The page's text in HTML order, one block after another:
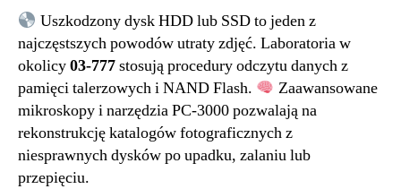
Uszkodzony dysk HDD lub SSD to jeden z
najczęstszych powodów utraty zdjęć. Laboratoria w
okolicy03-777stosują procedury odczytu danych z
pamięci talerzowych i NAND Flash.
Zaawansowane
mikroskopy i narzędzia PC-3000 pozwalają na
rekonstrukcję katalogów fotograficznych z
niesprawnych dysków po upadku, zalaniu lub
przepięciu.